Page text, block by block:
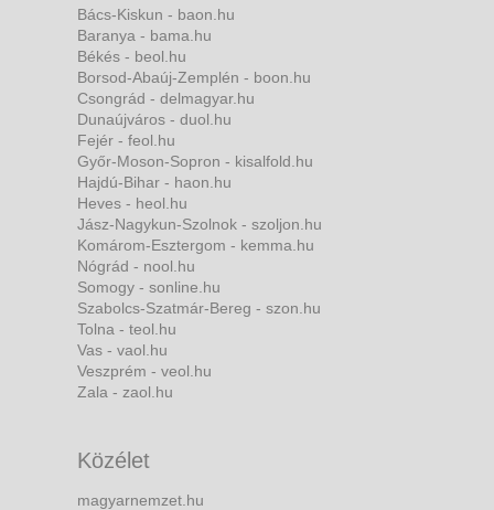
Bács-Kiskun - baon.hu
Baranya - bama.hu
Békés - beol.hu
Borsod-Abaúj-Zemplén - boon.hu
Csongrád - delmagyar.hu
Dunaújváros - duol.hu
Fejér - feol.hu
Győr-Moson-Sopron - kisalfold.hu
Hajdú-Bihar - haon.hu
Heves - heol.hu
Jász-Nagykun-Szolnok - szoljon.hu
Komárom-Esztergom - kemma.hu
Nógrád - nool.hu
Somogy - sonline.hu
Szabolcs-Szatmár-Bereg - szon.hu
Tolna - teol.hu
Vas - vaol.hu
Veszprém - veol.hu
Zala - zaol.hu
Közélet
magyarnemzet.hu